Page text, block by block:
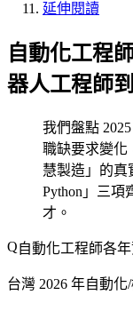
延伸閱讀
自動化工程
器人工程師
我們盤點
職缺要求變
慧製造」的真
Python」三項
才。
自動化工程師各
台灣 2026 年自動